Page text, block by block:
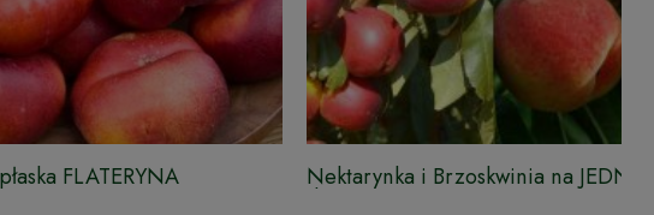
FLATERYNA Nektarynka i Brzoskwinia na
drzewie DUO